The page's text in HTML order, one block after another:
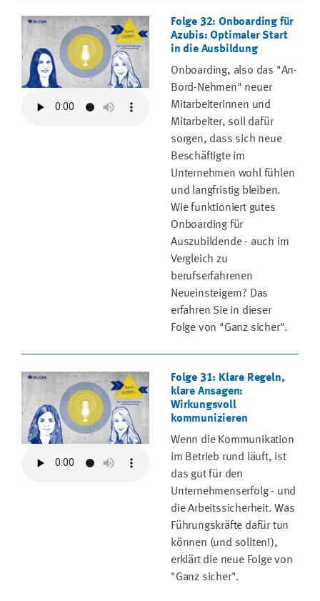
Folge 32: Onboarding für
Azubis: Optimaler Start
in die Ausbildung
Onboarding, also das "An-
Bord-Nehmen" neuer
Mitarbeiterinnen und
Mitarbeiter, soll dafür
sorgen, dass sich neue
Beschäftigte im
Unternehmen wohl fühlen
und langfristig bleiben.
Wie funktioniert gutes
Onboarding für
Auszubildende - auch im
Vergleich zu
berufserfahrenen
Neueinsteigern? Das
erfahren Sie in dieser
Folge von "Ganz sicher".
Folge 31: Klare Regeln,
klare Ansagen:
Wirkungsvoll
kommunizieren
Wenn die Kommunikation
im Betrieb rund läuft, ist
das gut für den
Unternehmenserfolg - und
die Arbeitssicherheit. Was
Führungskräfte dafür tun
können (und sollten!),
erklärt die neue Folge von
"Ganz sicher".